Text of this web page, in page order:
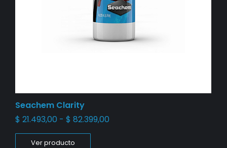
Seachem Clarity
$ 21.493,00 - $ 82.399,00
Ver producto